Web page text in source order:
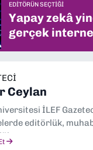
EDITÖRÜN SEÇTIĞI
Yapay zekâ
gerçek
Ceylan
İLEF
editörlük,
yapıyorum.